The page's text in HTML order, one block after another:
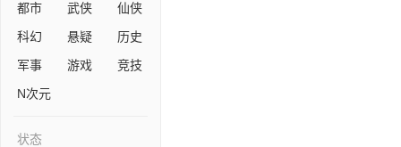
都市
武侠
仙侠
科幻
悬疑
历史
军事
游戏
竞技
N次元
状态